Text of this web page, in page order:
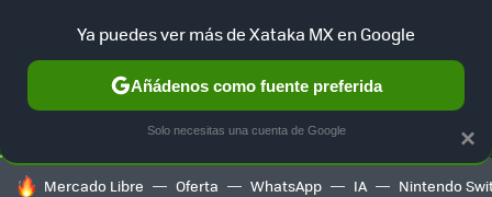
SELECCIÓN GAMING HOME AUTO TERRITORIO
HOY SE HABLA DE
Mercado Libre Oferta WhatsApp IA Nintendo
×
Ya puedes ver más de Xataka MX en Google
Añádenos como fuente preferida
Solo necesitas una cuenta de Google